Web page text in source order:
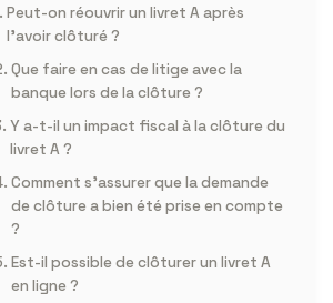
Peut-on réouvrir un livret A après
l’avoir clôturé ?
Que faire en cas de litige avec la
banque lors de la clôture ?
Y a-t-il un impact fiscal à la clôture du
livret A ?
Comment s’assurer que la demande
de clôture a bien été prise en compte
?
Est-il possible de clôturer un livret A
en ligne ?